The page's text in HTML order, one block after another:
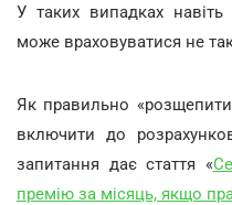
У таких випадках навіть
може враховуватися не
Як правильно
включити до
запитання дає стаття «
премію за місяць, якщо